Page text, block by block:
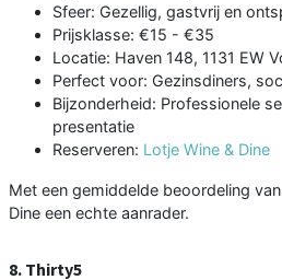
Sfeer: Gezellig, gastvrij en
Prijsklasse: €15 - €35
Locatie: Haven 148, 1131 EW
Perfect voor: Gezinsdiners,
Bijzonderheid: Professionele
presentatie
Reserveren: Lotje Wine & Dine
Met een gemiddelde beoordeling
Dine een echte aanrader.
8. Thirty5